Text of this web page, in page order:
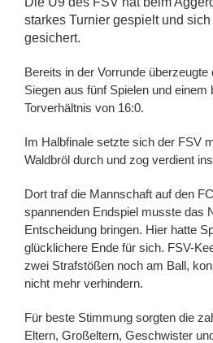
starkes Turnier gespielt und
gesichert.
Bereits in der Vorrunde überzeugte
Siegen aus fünf Spielen und einem
Torverhältnis von 16:0.
Im Halbfinale setzte sich der FSV
Waldbröl durch und zog verdient
Dort traf die Mannschaft auf den
spannenden Endspiel musste das
Entscheidung bringen. Hier hatte
glücklichere Ende für sich. FSV-
zwei Strafstößen noch am Ball,
nicht mehr verhindern.
Für beste Stimmung sorgten die
Eltern, Großeltern, Geschwister